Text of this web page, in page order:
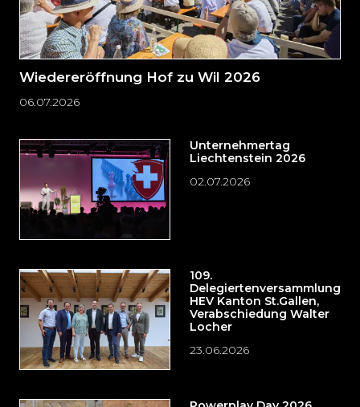
Wiedereröffnung Hof zu Wil 2026
06.07.2026
Unternehmertag
Liechtenstein 2026
02.07.2026
109.
Delegiertenversammlung
HEV Kanton St.Gallen,
Verabschiedung Walter
Locher
23.06.2026